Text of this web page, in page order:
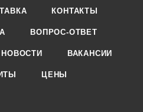
КОНТАКТЫ
ВОПРОС-ОТВЕТ
НОВОСТИ ВАКАНСИИ
ЦЕНЫ